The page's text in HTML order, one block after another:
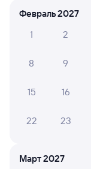
Онлайн-
Онлайн-
Выбор
Февраль 2027
1
2
8 9
15 16
22 23
Март 2027